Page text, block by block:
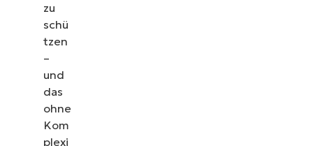
zu
schü
tzen
–
und
das
ohne
Kom
plexi